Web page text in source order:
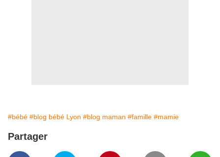
#bébé #blog bébé Lyon #blog maman #famille #mamie
Partager